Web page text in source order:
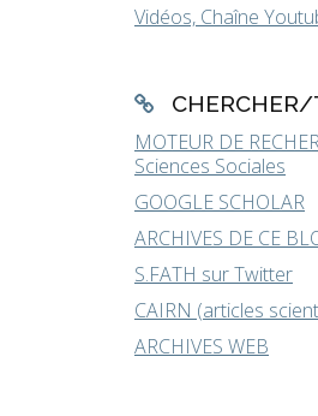
Vidéos, Chaîne
CHERCHER/
MOTEUR DE
Sciences Sociales
GOOGLE SCHOLAR
ARCHIVES DE CE
S.FATH sur Twitter
CAIRN (articles
ARCHIVES WEB